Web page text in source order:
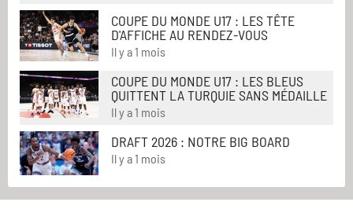
COUPE DU MONDE U17 : LES TÊTE
D'AFFICHE AU RENDEZ-VOUS
Il y a 1 mois
COUPE DU MONDE U17 : LES BLEUS
QUITTENT LA TURQUIE SANS MÉDAILLE
Il y a 1 mois
DRAFT 2026 : NOTRE BIG BOARD
Il y a 1 mois